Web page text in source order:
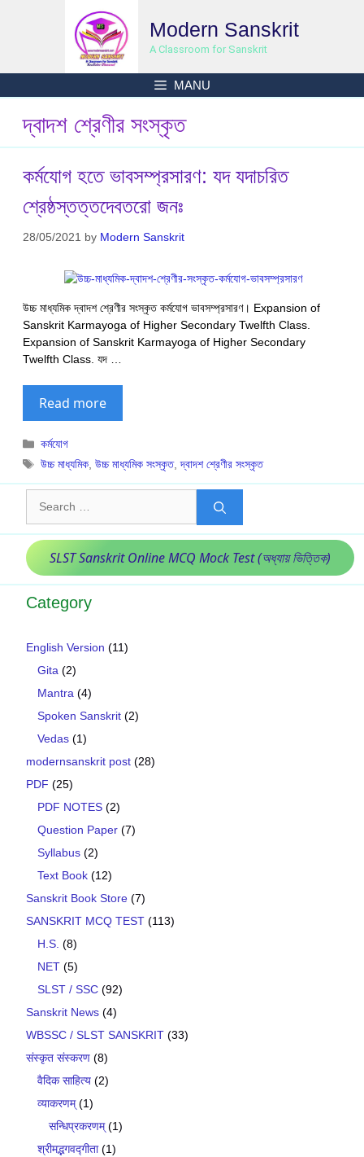
Modern Sanskrit
A Classroom for Sanskrit
MANU
দ্বাদশ শ্রেণীর সংস্কৃত
কর্মযোগ হতে ভাবসম্প্রসারণ: যদ যদাচরিত
শ্রেষ্ঠস্তত্তদেবতরাে জনঃ
28/05/2021 by Modern Sanskrit
উচ্চ মাধ্যমিক দ্বাদশ শ্রেণীর সংস্কৃত কর্মযোগ ভাবসম্প্রসারণ। Expansion of
Sanskrit Karmayoga of Higher Secondary Twelfth Class.
Expansion of Sanskrit Karmayoga of Higher Secondary
Twelfth Class. যদ …
Read more
Categories
কর্মযোগ
Tags
উচ্চ মাধ্যমিক ,উচ্চ মাধ্যমিক সংস্কৃত,দ্বাদশ শ্রেণীর সংস্কৃত
for:
SLST Sanskrit Online MCQ Mock Test (অধ্যায় ভিত্তিক)
Category
English Version (11)
Gita (2)
Mantra (4)
Spoken Sanskrit (2)
Vedas (1)
modernsanskrit post (28)
PDF (25)
PDF NOTES (2)
Question Paper (7)
Syllabus (2)
Text Book (12)
Sanskrit Book Store (7)
SANSKRIT MCQ TEST (113)
H.S. (8)
NET (5)
SLST / SSC (92)
Sanskrit News (4)
WBSSC / SLST SANSKRIT (33)
संस्कृत संस्करण (8)
वैदिक साहित्य (2)
व्याकरणम्(1)
सन्धिप्रकरणम्(1)
श्रीमद्भगवद्गीता(1)